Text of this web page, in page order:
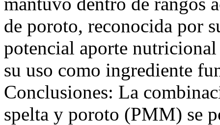
de poroto, reconocida por
potencial aporte
su uso como ingrediente
Conclusiones: La
spelta y poroto (PMM) se